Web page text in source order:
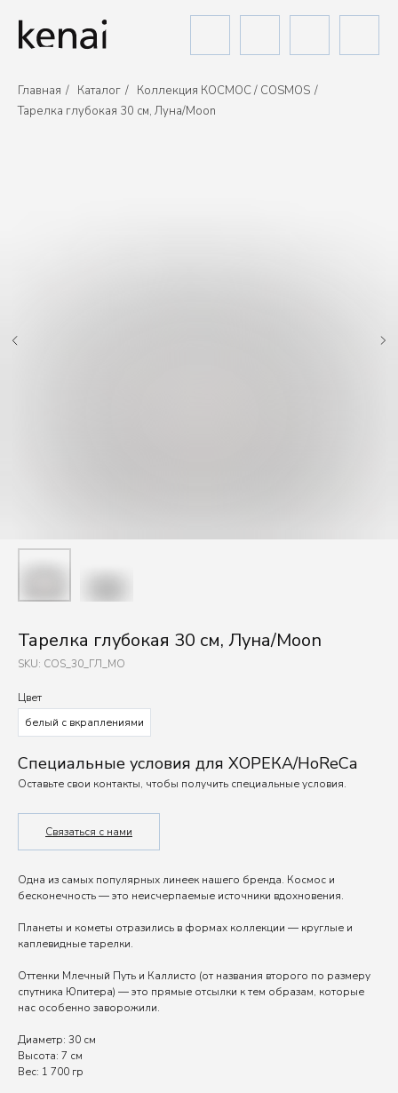
Главная / Каталог / Коллекция КОСМОС / COSMOS /
Тарелка глубокая 30 см, Луна/Moon
Тарелка глубокая 30 см, Луна/Moon
SKU: COS_30_ГЛ_MO
Цвет
белый с вкраплениями
Специальные условия для ХОРЕКА/HoReCa
Оставьте свои контакты, чтобы получить специальные условия.
Связаться с нами
Одна из самых популярных линеек нашего бренда. Космос и
бесконечность — это неисчерпаемые источники вдохновения.
Планеты и кометы отразились в формах коллекции — круглые и
каплевидные тарелки.
Оттенки Млечный Путь и Каллисто (от названия второго по размеру
спутника Юпитера) — это прямые отсылки к тем образам, которые
нас особенно заворожили.
Диаметр: 30 см
Высота: 7 см
Вес: 1 700 гр